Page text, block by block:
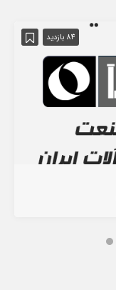
84 بازدید